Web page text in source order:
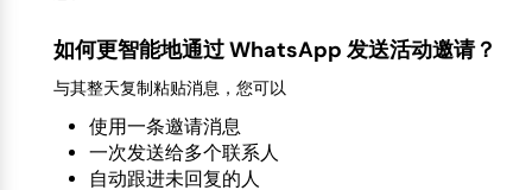
如何更智能地通过 WhatsApp 发送活动邀请？
与其整天复制粘贴消息，您可以
使用一条邀请消息
一次发送给多个联系人
自动跟进未回复的人